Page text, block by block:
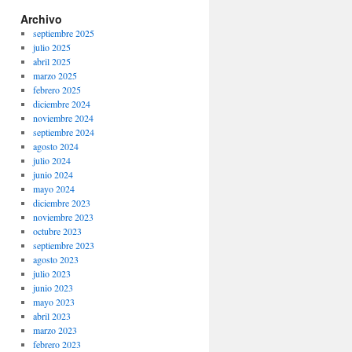
Archivo
septiembre 2025
julio 2025
abril 2025
marzo 2025
febrero 2025
diciembre 2024
noviembre 2024
septiembre 2024
agosto 2024
julio 2024
junio 2024
mayo 2024
diciembre 2023
noviembre 2023
octubre 2023
septiembre 2023
agosto 2023
julio 2023
junio 2023
mayo 2023
abril 2023
marzo 2023
febrero 2023